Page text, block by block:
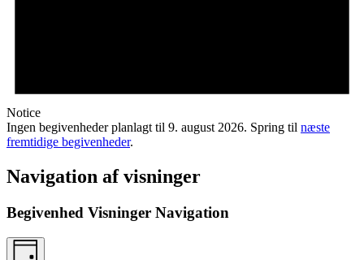
Notice
Ingen begivenheder planlagt til 9. august 2026. Spring til næste
fremtidige begivenheder.
Navigation af visninger
Begivenhed Visninger Navigation